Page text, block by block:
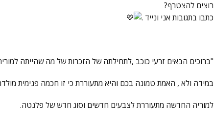
רוצים להצטרף?
כתבו בתגובות אני ונייד .
"ברוכים הבאים זרעי כוכב ,לתחילתה של הזכרות של מה שהייתה
במידה ולא , האמת טמונה בכם והיא מתעוררת כי זו חכמה פנימית
למוריה החדשה מתעוררת לצבעים חדשים וסוג חדש של פלנטה.